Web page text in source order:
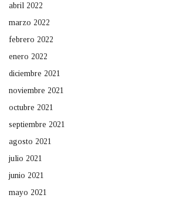
abril 2022
marzo 2022
febrero 2022
enero 2022
diciembre 2021
noviembre 2021
octubre 2021
septiembre 2021
agosto 2021
julio 2021
junio 2021
mayo 2021